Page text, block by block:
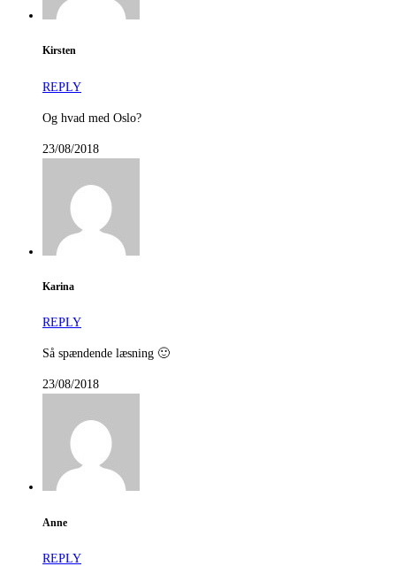
Kirsten
REPLY
Og hvad med Oslo?
23/08/2018
Karina
REPLY
Så spændende læsning 🙂
23/08/2018
Anne
REPLY